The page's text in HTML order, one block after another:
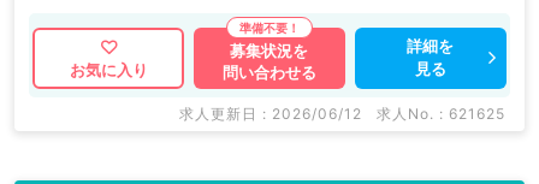
お気に入り
募集状況を
問い合わせる
詳細を
見る
求人更新日 : 2026/06/12 求人No. : 621625